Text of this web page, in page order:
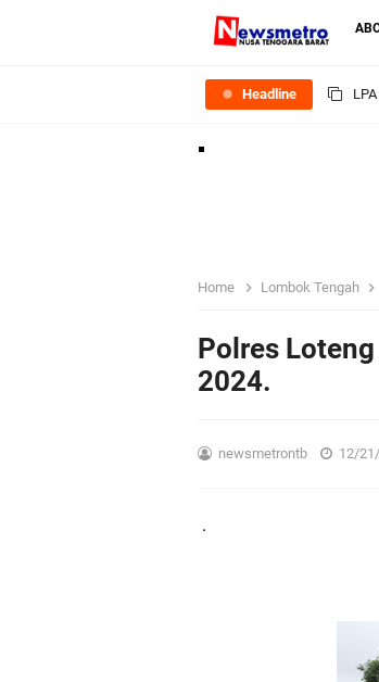
Headline
Home Lombok Tengah
Polres
2024.
newsmetrontb 12/
.